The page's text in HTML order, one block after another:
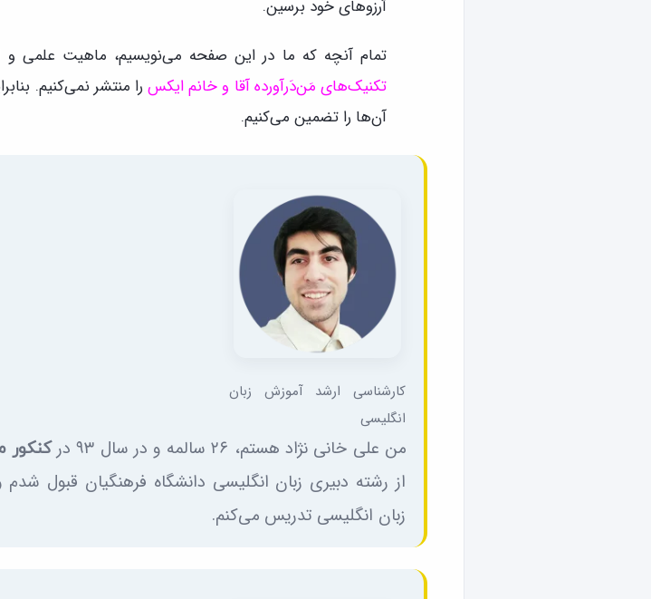
آرزوهای خود برسین.
تمام آنچه که ما در این صفحه می‌نویسیم، ماهیت علمی و
تکنیک‌های مَن‌دَر‌آورده آقا و خانم ایکسرا منتشر نمی‌کنیم.
آن‌ها را تضمین می‌کنیم.
کارشناسی ارشد آموزش زبان
انگلیسی
من علی خانی نژاد هستم، ۲۶ سالمه و در سال ۹۳ در کنکور
زبان انگلیسی تدریس می‌کنم.